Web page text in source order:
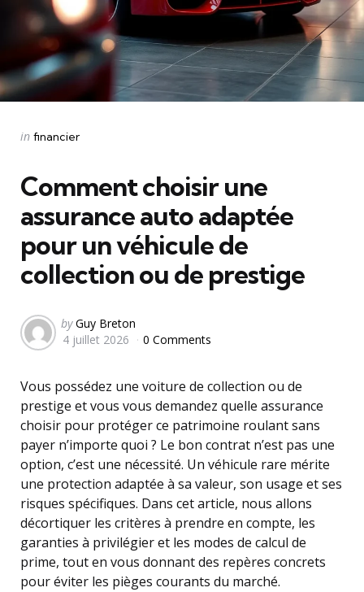
Categories
Posted
in financier
Comment choisir une
assurance auto adaptée
pour un véhicule de
collection ou de prestige
Posted
by
by Guy Breton
4 juillet 2026
0 Comments
Vous possédez une voiture de collection ou de
prestige et vous vous demandez quelle assurance
choisir pour protéger ce patrimoine roulant sans
payer n’importe quoi ? Le bon contrat n’est pas une
option, c’est une nécessité. Un véhicule rare mérite
une protection adaptée à sa valeur, son usage et ses
risques spécifiques. Dans cet article, nous allons
décortiquer les critères à prendre en compte, les
garanties à privilégier et les modes de calcul de
prime, tout en vous donnant des repères concrets
pour éviter les pièges courants du marché.